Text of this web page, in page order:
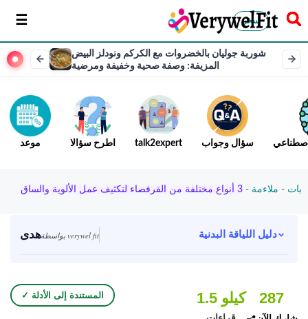
سخر
شوربة جوليان بالخضروات مع الكركم ونودلز البيض
المزيفة: وصفة صحية وخفيفة ومرضية
موعد اطرح سؤالا talk2expert سؤال وجواب
بات - ملاءمة - 3 أنواع مختلفة من القرفصاء لتكثيف عمل الألوية والساق
هدى بواسطة verywel fit دليل اللياقة البدنية
✓ المستندة إلى الأدلة 1.5 كيلو 287